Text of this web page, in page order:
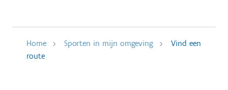
Home Sporten in mijn omgeving
Vind een
route